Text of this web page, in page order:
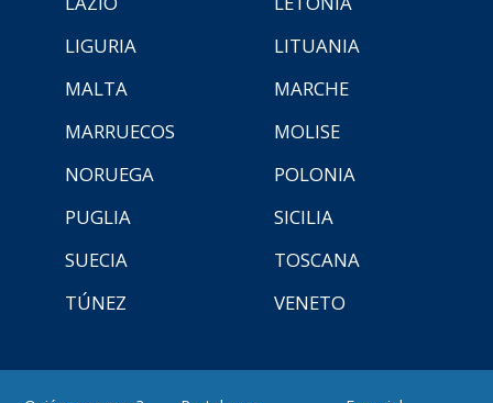
LIGURIA
LITUANIA
MALTA
MARCHE
MARRUECOS
MOLISE
NORUEGA
POLONIA
PUGLIA
SICILIA
SUECIA
TOSCANA
TÚNEZ
VENETO